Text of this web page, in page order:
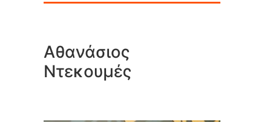
Αθανάσιος
Ντεκουμές